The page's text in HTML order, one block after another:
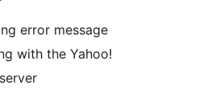
error message
with the Yahoo!